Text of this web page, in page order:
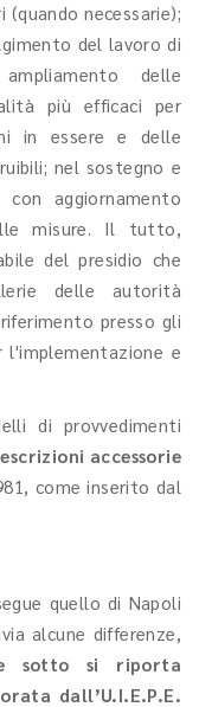
necessarie);
del lavoro di
delle
più efficaci per
in essere e delle
nel sostegno e
aggiornamento
misure. Il tutto,
del presidio che
delle autorità
presso gli
l'implementazione e
di provvedimenti
accessorie
come inserito dal
quello di Napoli
alcune differenze,
sotto si riporta
dall’U.I.E.P.E.